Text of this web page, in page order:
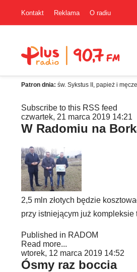
Kontakt Reklama O radiu
Patron dnia: św. Sykstus II, papież i
Subscribe to this RSS feed
czwartek, 21 marca 2019 14:21
W Radomiu na
2,5 mln złotych będzie
przy istniejącym już kompleksie
Published in RADOM
Read more...
wtorek, 12 marca 2019 14:52
Ósmy raz boccia